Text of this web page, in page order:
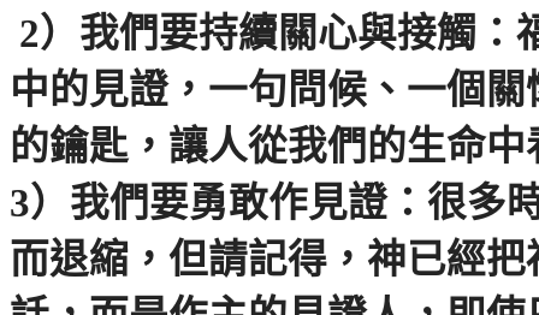
2）我們要持續關心與接觸：
中的見證，一句問候、一個
的鑰匙，讓人從我們的生命
3）我們要勇敢作見證：很多
而退縮，但請記得，神已經